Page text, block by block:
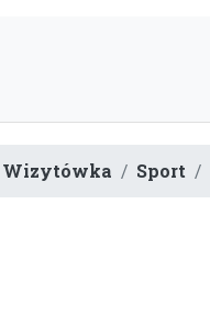
Wizytówka Sport